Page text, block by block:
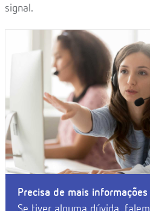
signal.
Precisa de mais